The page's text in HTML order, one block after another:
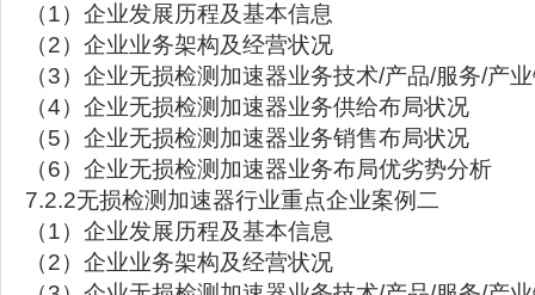
（1）企业发展历程及基本信息
（2）企业业务架构及经营状况
（3）企业无损检测加速器业务技术/产品/服务/产
（4）企业无损检测加速器业务供给布局状况
（5）企业无损检测加速器业务销售布局状况
（6）企业无损检测加速器业务布局优劣势分析
7.2.2无损检测加速器行业重点企业案例二
（1）企业发展历程及基本信息
（2）企业业务架构及经营状况